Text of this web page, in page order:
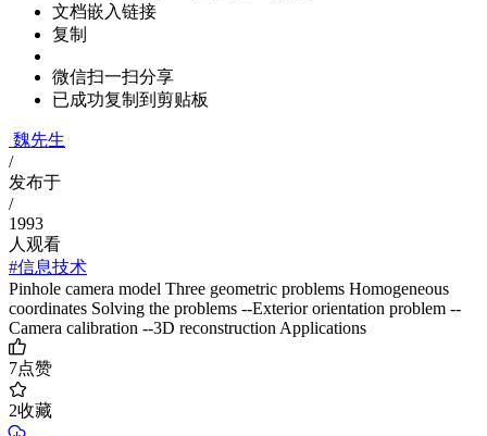
文档嵌入链接
复制
微信扫一扫分享
已成功复制到剪贴板
魏先生
/
发布于
/
1993
人观看
#信息技术
Pinhole camera model Three geometric problems Homogeneous
coordinates Solving the problems --Exterior orientation problem --
Camera calibration --3D reconstruction Applications
7点赞
2收藏